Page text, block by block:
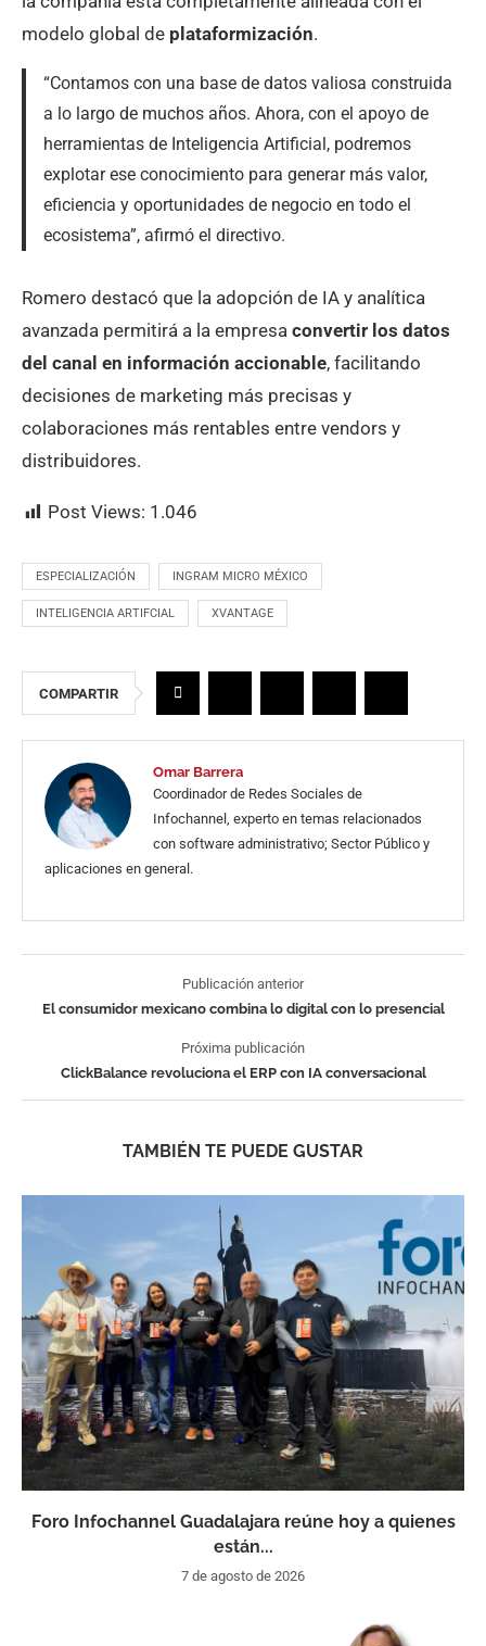
modelo global de plataformización.
“Contamos con una base de datos valiosa construida
a lo largo de muchos años. Ahora, con el apoyo de
herramientas de Inteligencia Artificial, podremos
explotar ese conocimiento para generar más valor,
eficiencia y oportunidades de negocio en todo el
ecosistema”, afirmó el directivo.
Romero destacó que la adopción de IA y analítica
avanzada permitirá a la empresa convertir los datos
del canal en información accionable, facilitando
decisiones de marketing más precisas y
colaboraciones más rentables entre vendors y
distribuidores.
Post Views: 1.046
ESPECIALIZACIÓN INGRAM MICRO MÉXICO
INTELIGENCIA ARTIFCIAL XVANTAGE
COMPARTIR
Omar Barrera
Coordinador de Redes Sociales de
Infochannel, experto en temas relacionados
con software administrativo; Sector Público y
aplicaciones en general.
Publicación anterior
El consumidor mexicano combina lo digital con lo presencial
Próxima publicación
ClickBalance revoluciona el ERP con IA conversacional
TAMBIÉN TE PUEDE GUSTAR
Foro Infochannel Guadalajara reúne hoy a quienes
están...
7 de agosto de 2026